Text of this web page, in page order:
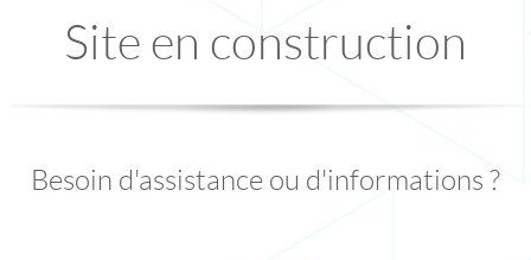
Site en construction
Besoin d'assistance ou d'informations ?